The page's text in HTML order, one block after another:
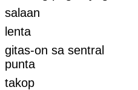
salaan
lenta
gitas-on sa sentral
punta
takop